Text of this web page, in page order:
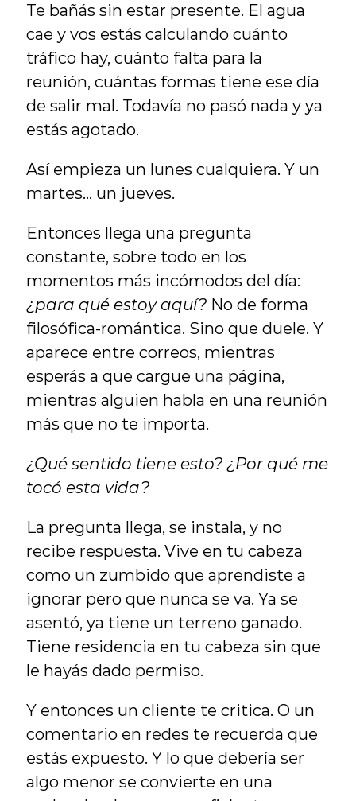
Te bañás sin estar presente. El agua
cae y vos estás calculando cuánto
tráfico hay, cuánto falta para la
reunión, cuántas formas tiene ese día
de salir mal. Todavía no pasó nada y ya
estás agotado.
Así empieza un lunes cualquiera. Y un
martes... un jueves.
Entonces llega una pregunta
constante, sobre todo en los
¿para qué estoy aquí? No de forma
filosófica-romántica. Sino que duele. Y
aparece entre correos, mientras
esperás a que cargue una página,
mientras alguien habla en una reunión
más que no te importa.
¿Qué sentido tiene esto? ¿Por qué me
tocó esta vida?
La pregunta llega, se instala, y no
recibe respuesta. Vive en tu cabeza
como un zumbido que aprendiste a
ignorar pero que nunca se va. Ya se
asentó, ya tiene un terreno ganado.
Tiene residencia en tu cabeza sin que
le hayás dado permiso.
Y entonces un cliente te critica. O un
comentario en redes te recuerda que
estás expuesto. Y lo que debería ser
algo menor se convierte en una